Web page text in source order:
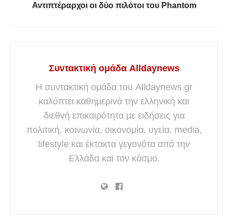
Αντιπτέραρχοι οι δύο πιλότοι του Phantom
Συντακτική ομάδα Alldaynews
Η συντακτική ομάδα του Alldaynews.gr
καλύπτει καθημερινά την ελληνική και
διεθνή επικαιρότητα με ειδήσεις για
πολιτική, κοινωνία, οικονομία, υγεία, media,
lifestyle και έκτακτα γεγονότα από την
Ελλάδα και τον κόσμο.